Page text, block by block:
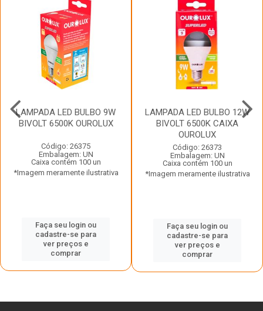
LAMPADA LED BULBO 9W
BIVOLT 6500K OUROLUX
Código: 26375
Embalagem: UN
Caixa contém 100 un
*Imagem meramente ilustrativa
Faça seu login ou
cadastre-se para
ver preços e
comprar
LAMPADA LED BULBO 12W
BIVOLT 6500K CAIXA
OUROLUX
Código: 26373
Embalagem: UN
Caixa contém 100 un
*Imagem meramente ilustrativa
Faça seu login ou
cadastre-se para
ver preços e
comprar